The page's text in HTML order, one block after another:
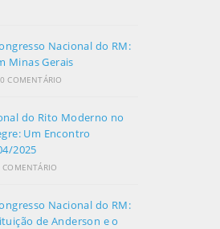
Nacional do RM:
Minas Gerais
0 COMENTÁRIO
do Rito Moderno no
Um Encontro
2025
COMENTÁRIO
Nacional do RM:
de Anderson e o